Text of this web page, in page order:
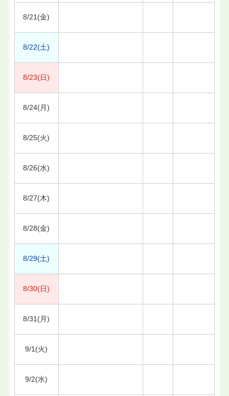
8/21(金)
8/22(土)
8/23(日)
8/24(月)
8/25(火)
8/26(水)
8/27(木)
8/28(金)
8/29(土)
8/30(日)
8/31(月)
9/1(火)
9/2(水)